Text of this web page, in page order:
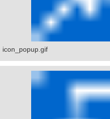
icon_popup.gif